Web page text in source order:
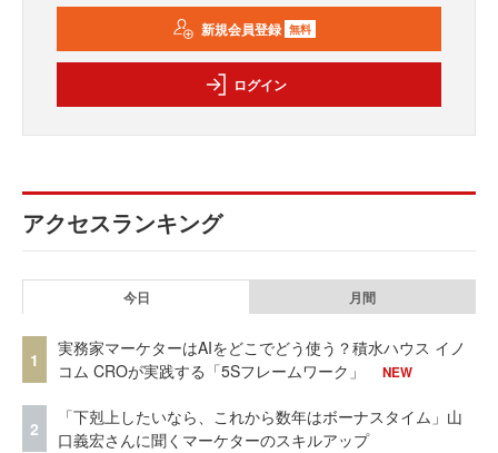
新規会員登録 無料
ログイン
アクセスランキング
今日 月間
1
実務家マーケターはAIをどこでどう使う？積水ハウス イノ
コム CROが実践する「5Sフレームワーク」
NEW
2
「下剋上したいなら、これから数年はボーナスタイム」山
口義宏さんに聞くマーケターのスキルアップ